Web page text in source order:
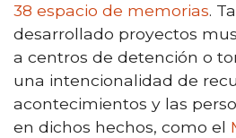
38 espacio de memorias.
desarrollado proyectos
a centros de detención o
una intencionalidad de
acontecimientos y las
en dichos hechos, como el